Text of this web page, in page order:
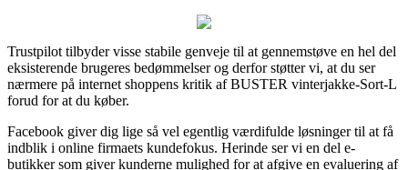
Trustpilot tilbyder visse stabile genveje til at gennemstøve en hel del
eksisterende brugeres bedømmelser og derfor støtter vi, at du ser
nærmere på internet shoppens kritik af BUSTER vinterjakke-Sort-L
forud for at du køber.
Facebook giver dig lige så vel egentlig værdifulde løsninger til at få
indblik i online firmaets kundefokus. Herinde ser vi en del e-
butikker som giver kunderne mulighed for at afgive en evaluering af